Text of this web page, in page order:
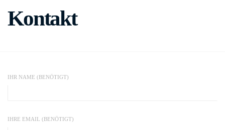
Kontakt
IHR NAME (BENÖTIGT)
IHRE EMAIL (BENÖTIGT)